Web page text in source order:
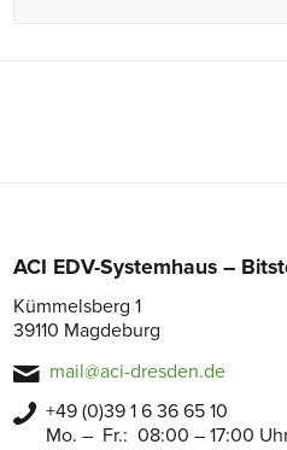
ACI EDV-Systemhaus –
Kümmelsberg 1
39110 Magdeburg
mail@aci-dresden.de
+49 (0)39 1 6 36 65 10
Mo. – Fr.: 08:00 – 17:00